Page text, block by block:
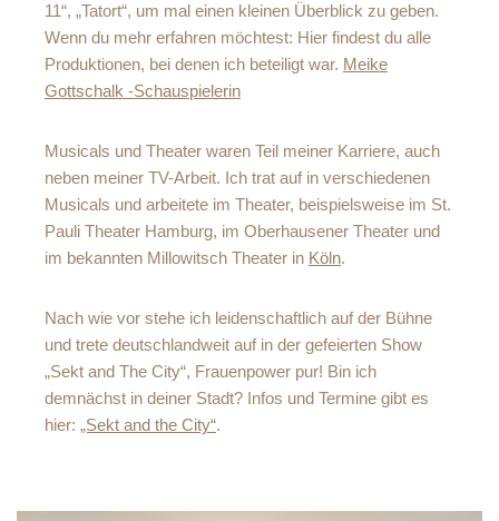
11“, „Tatort“, um mal einen kleinen Überblick zu geben.
Wenn du mehr erfahren möchtest: Hier findest du alle
Produktionen, bei denen ich beteiligt war. Meike
Gottschalk -Schauspielerin
Musicals und Theater waren Teil meiner Karriere, auch
neben meiner TV-Arbeit. Ich trat auf in verschiedenen
Musicals und arbeitete im Theater, beispielsweise im St.
Pauli Theater Hamburg, im Oberhausener Theater und
im bekannten Millowitsch Theater in Köln.
Nach wie vor stehe ich leidenschaftlich auf der Bühne
und trete deutschlandweit auf in der gefeierten Show
„Sekt and The City“, Frauenpower pur! Bin ich
demnächst in deiner Stadt? Infos und Termine gibt es
hier: „Sekt and the City“.